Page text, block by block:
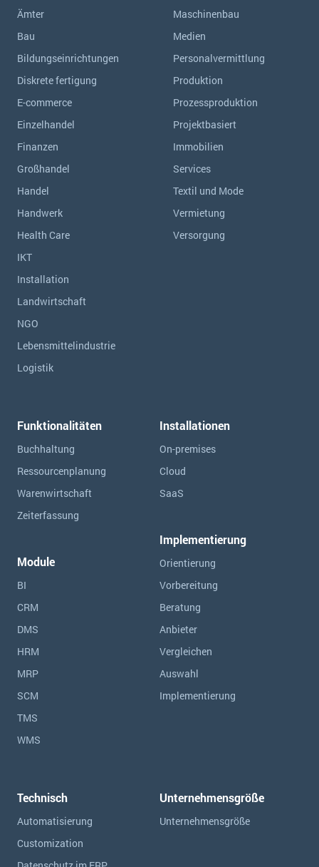
Ämter
Bau
Bildungseinrichtungen
Diskrete fertigung
E-commerce
Einzelhandel
Finanzen
Großhandel
Handel
Handwerk
Health Care
IKT
Installation
Landwirtschaft
NGO
Lebensmittelindustrie
Logistik
Maschinenbau
Medien
Personalvermittlung
Produktion
Prozessproduktion
Projektbasiert
Immobilien
Services
Textil und Mode
Vermietung
Versorgung
Funktionalitäten
Buchhaltung
Ressourcen­planung
Warenwirtschaft
Zeiterfassung
Module
BI
CRM
DMS
HRM
MRP
SCM
TMS
WMS
Installationen
On-premises
Cloud
SaaS
Implementierung
Orientierung
Vorbereitung
Beratung
Anbieter
Vergleichen
Auswahl
Implementierung
Technisch
Automatisierung
Customization
Unternehmensgröße
Unternehmensgröße